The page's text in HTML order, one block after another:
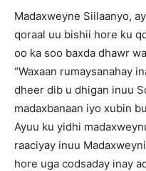
Madaxweyne Siilaanyo,
qoraal uu bishii hore ku
oo ka soo baxda dhawr
“Waxaan rumaysanahay
dheer dib u dhigan inuu
madaxbanaan iyo xubin
Ayuu ku yidhi
raaciyay inuu
hore uga codsaday inay